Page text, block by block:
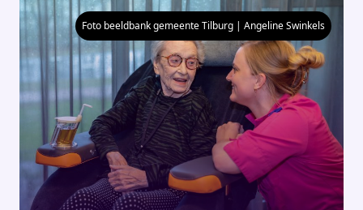
Foto beeldbank gemeente Tilburg | Angeline Swinkels